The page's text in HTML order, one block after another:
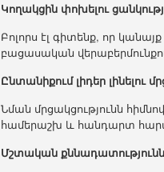
Կողակցին փոխելու
Բոլորս էլ գիտենք, որ
բացասական
Ընտանիքում լիդեր լինելու
Նման մրցակցությունն
համերաշխ և հանդարտ
Մշտական